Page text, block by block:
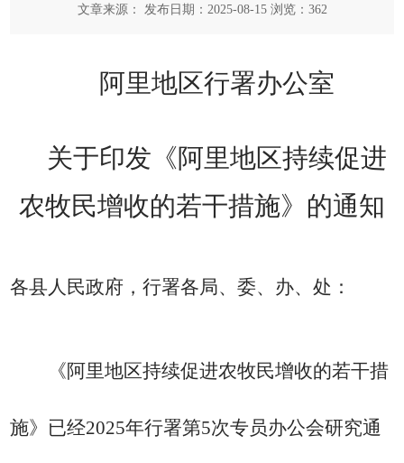
文章来源： 发布日期：2025-08-15 浏览： 362
阿里地区行署办公室
关于印发《阿里地区持续促进
农牧民增收的若干措施》的通知
各县人民政府，行署各局、委、办、处：
《阿里地区持续促进农牧民增收的若干措
施》已经2025年行署第5次专员办公会研究通